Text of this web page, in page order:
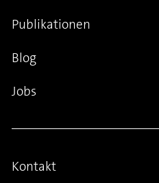
Publikationen
Blog
Jobs
Kontakt